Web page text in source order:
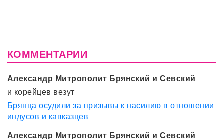
КОММЕНТАРИИ
Александр Митрополит Брянский и Севский
и корейцев везут
Брянца осудили за призывы к насилию в отношении
индусов и кавказцев
Александр Митрополит Брянский и Севский